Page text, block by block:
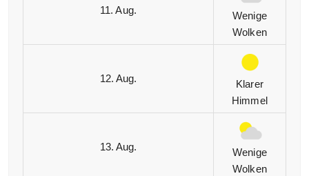
11. Aug.
Wenige
Wolken
12. Aug.
Klarer
Himmel
13. Aug.
Wenige
Wolken